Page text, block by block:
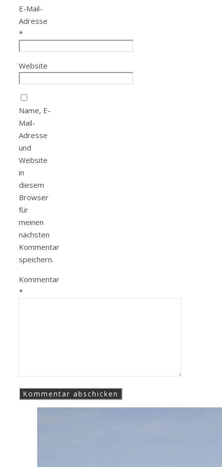
E-Mail-
Adresse
*
Website
Name, E-
Mail-
Adresse
und
Website
in
diesem
Browser
für
meinen
nächsten
Kommentar
speichern.
Kommentar
*